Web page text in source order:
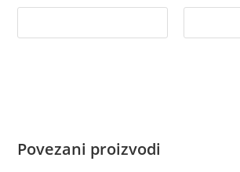
Povezani proizvodi